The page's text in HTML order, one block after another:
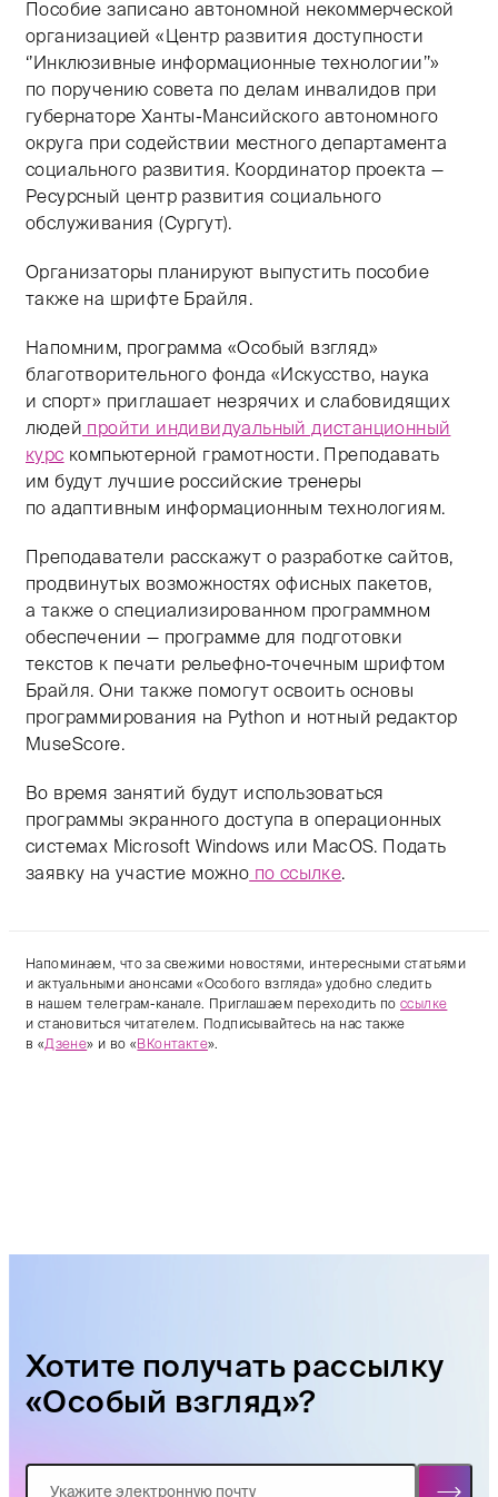
Пособие записано автономной некоммерческой
организацией «Центр развития доступности
‘’Инклюзивные информационные технологии’’»
по поручению совета по делам инвалидов при
губернаторе Ханты-Мансийского автономного
округа при содействии местного департамента
социального развития. Координатор проекта —
Ресурсный центр развития социального
обслуживания (Сургут).
Организаторы планируют выпустить пособие
также на шрифте Брайля.
Напомним, программа «Особый взгляд»
благотворительного фонда «Искусство, наука
и спорт» приглашает незрячих и слабовидящих
людей пройти индивидуальный дистанционный
курс компьютерной грамотности. Преподавать
им будут лучшие российские тренеры
по адаптивным информационным технологиям.
Преподаватели расскажут о разработке сайтов,
продвинутых возможностях офисных пакетов,
а также о специализированном программном
обеспечении — программе для подготовки
текстов к печати рельефно-точечным шрифтом
Брайля. Они также помогут освоить основы
программирования на Python и нотный редактор
MuseScore.
Во время занятий будут использоваться
программы экранного доступа в операционных
системах Microsoft Windows или MacOS. Подать
заявку на участие можно по ссылке.
Напоминаем, что за свежими новостями, интересными статьями
и актуальными анонсами «Особого взгляда» удобно следить
в нашем телеграм-канале. Приглашаем переходить по ссылке
и становиться читателем. Подписывайтесь на нас также
в «Дзене» и во «ВКонтакте».
Хотите получать рассылку
«Особый взгляд»?